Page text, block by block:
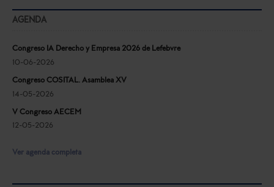
AGENDA
Congreso IA Derecho y Empresa 2026 de Lefebvre
10-06-2026
Congreso COSITAL. Asamblea XV
14-05-2026
V Congreso AECEM
12-05-2026
Ver agenda completa